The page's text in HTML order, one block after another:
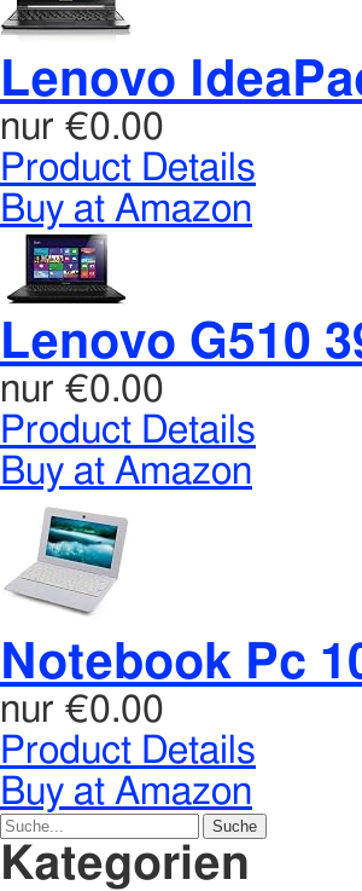
Lenovo
nur €0.00
Product Details
Buy at Amazon
Lenovo G510
nur €0.00
Product Details
Buy at Amazon
Notebook Pc
nur €0.00
Product Details
Buy at Amazon
Kategorien